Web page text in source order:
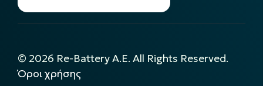
© 2026 Re-Battery A.E. All Rights Reserved.
Όροι χρήσης